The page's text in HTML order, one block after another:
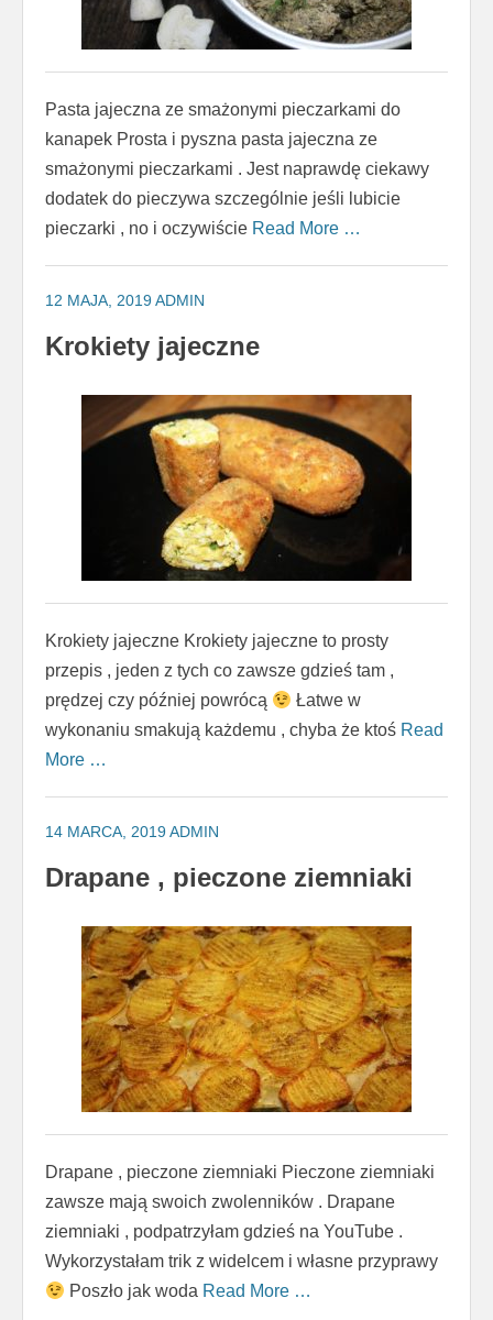
Pasta jajeczna ze smażonymi pieczarkami do
kanapek Prosta i pyszna pasta jajeczna ze
smażonymi pieczarkami . Jest naprawdę ciekawy
dodatek do pieczywa szczególnie jeśli lubicie
pieczarki , no i oczywiście Read More …
12 MAJA, 2019ADMIN
Krokiety jajeczne
Krokiety jajeczne Krokiety jajeczne to prosty
przepis , jeden z tych co zawsze gdzieś tam ,
prędzej czy później powrócą
Łatwe w
wykonaniu smakują każdemu , chyba że ktoś Read
More …
14 MARCA, 2019ADMIN
Drapane , pieczone ziemniaki
Drapane , pieczone ziemniaki Pieczone ziemniaki
zawsze mają swoich zwolenników . Drapane
ziemniaki , podpatrzyłam gdzieś na YouTube .
Wykorzystałam trik z widelcem i własne przyprawy
Poszło jak woda Read More …